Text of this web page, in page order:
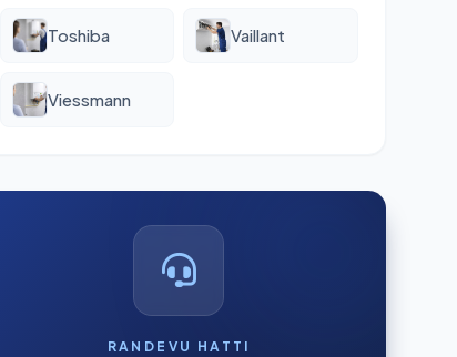
Toshiba Vaillant
Viessmann
RANDEVU HATTI